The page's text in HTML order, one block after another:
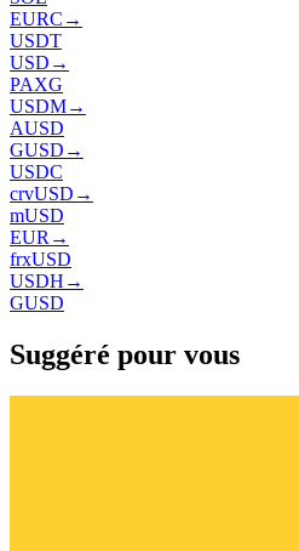
EURC →
USDT
USD →
PAXG
USDM→
AUSD
GUSD →
USDC
crvUSD →
mUSD
EUR →
frxUSD
USDH →
GUSD
Suggéré pour vous